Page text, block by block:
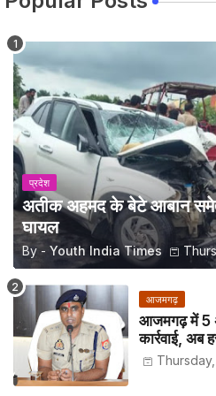
प्रदेश
अतीक अहमद के बेटे आबान
घायल
By - Youth India Times
आजमगढ़
आजमगढ़ में 5
कार्रवाई, अब
हाजिरी